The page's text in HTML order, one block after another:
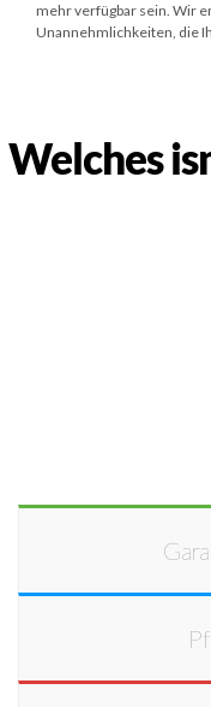
mehr verfügbar sein. Wir
Unannehmlichkeiten, die
Welches